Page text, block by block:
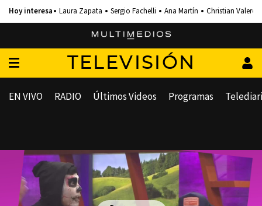
Laura Zapata Sergio Fachelli Ana Martín Christian Valero
TELEVISIÓN
EN VIVO RADIO Últimos Videos Programas